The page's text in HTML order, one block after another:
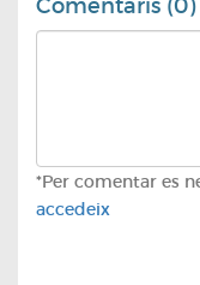
Comentaris (0)
*Per comentar es
accedeix